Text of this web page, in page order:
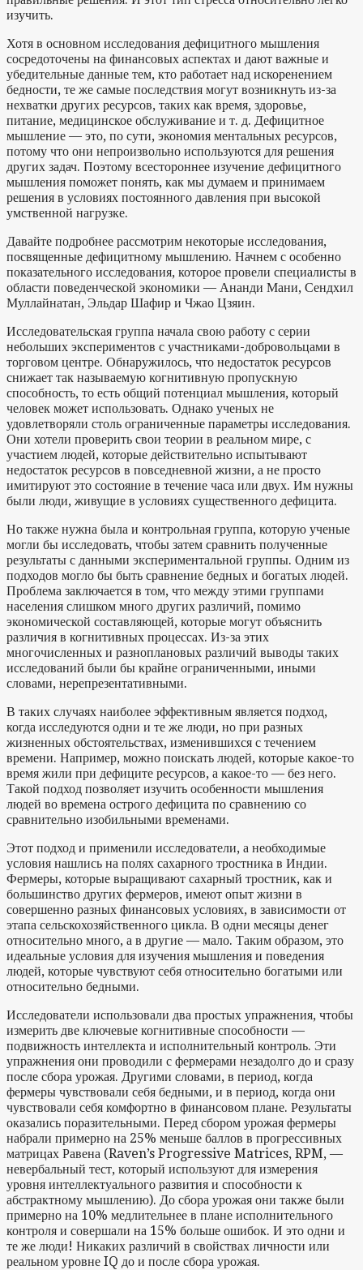
изучить.
Хотя в основном исследования дефицитного мышления
сосредоточены на финансовых аспектах и дают важные и
убедительные данные тем, кто работает над искоренением
бедности, те же самые последствия могут возникнуть из-за
нехватки других ресурсов, таких как время, здоровье,
питание, медицинское обслуживание и т. д. Дефицитное
мышление — это, по сути, экономия ментальных ресурсов,
потому что они непроизвольно используются для решения
других задач. Поэтому всестороннее изучение дефицитного
мышления поможет понять, как мы думаем и принимаем
решения в условиях постоянного давления при высокой
умственной нагрузке.
Давайте подробнее рассмотрим некоторые исследования,
посвященные дефицитному мышлению. Начнем с особенно
показательного исследования, которое провели специалисты в
области поведенческой экономики — Ананди Мани, Сендхил
Муллайнатан, Эльдар Шафир и Чжао Цзяин.
Исследовательская группа начала свою работу с серии
небольших экспериментов с участниками-добровольцами в
торговом центре. Обнаружилось, что недостаток ресурсов
снижает так называемую когнитивную пропускную
способность, то есть общий потенциал мышления, который
человек может использовать. Однако ученых не
удовлетворяли столь ограниченные параметры исследования.
Они хотели проверить свои теории в реальном мире, с
участием людей, которые действительно испытывают
недостаток ресурсов в повседневной жизни, а не просто
имитируют это состояние в течение часа или двух. Им нужны
были люди, живущие в условиях существенного дефицита.
Но также нужна была и контрольная группа, которую ученые
могли бы исследовать, чтобы затем сравнить полученные
результаты с данными экспериментальной группы. Одним из
подходов могло бы быть сравнение бедных и богатых людей.
Проблема заключается в том, что между этими группами
населения слишком много других различий, помимо
экономической составляющей, которые могут объяснить
различия в когнитивных процессах. Из-за этих
многочисленных и разноплановых различий выводы таких
исследований были бы крайне ограниченными, иными
словами, нерепрезентативными.
В таких случаях наиболее эффективным является подход,
когда исследуются одни и те же люди, но при разных
жизненных обстоятельствах, изменившихся с течением
времени. Например, можно поискать людей, которые какое-то
время жили при дефиците ресурсов, а какое-то — без него.
Такой подход позволяет изучить особенности мышления
людей во времена острого дефицита по сравнению со
сравнительно изобильными временами.
Этот подход и применили исследователи, а необходимые
условия нашлись на полях сахарного тростника в Индии.
Фермеры, которые выращивают сахарный тростник, как и
большинство других фермеров, имеют опыт жизни в
совершенно разных финансовых условиях, в зависимости от
этапа сельскохозяйственного цикла. В одни месяцы денег
относительно много, а в другие — мало. Таким образом, это
идеальные условия для изучения мышления и поведения
людей, которые чувствуют себя относительно богатыми или
относительно бедными.
Исследователи использовали два простых упражнения, чтобы
измерить две ключевые когнитивные способности —
подвижность интеллекта и исполнительный контроль. Эти
упражнения они проводили с фермерами незадолго до и сразу
после сбора урожая. Другими словами, в период, когда
фермеры чувствовали себя бедными, и в период, когда они
чувствовали себя комфортно в финансовом плане. Результаты
оказались поразительными. Перед сбором урожая фермеры
набрали примерно на 25% меньше баллов в прогрессивных
матрицах Равена (Raven’s Progressive Matrices, RPM, —
невербальный тест, который используют для измерения
уровня интеллектуального развития и способности к
абстрактному мышлению). До сбора урожая они также были
примерно на 10% медлительнее в плане исполнительного
контроля и совершали на 15% больше ошибок. И это одни и
те же люди! Никаких различий в свойствах личности или
реальном уровне IQ до и после сбора урожая.